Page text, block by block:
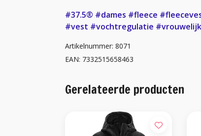
#37.5® #dames #fleece
#vest #vochtregulatie #vrouwelijk
Artikelnummer: 8071
EAN: 7332515658463
Gerelateerde producten